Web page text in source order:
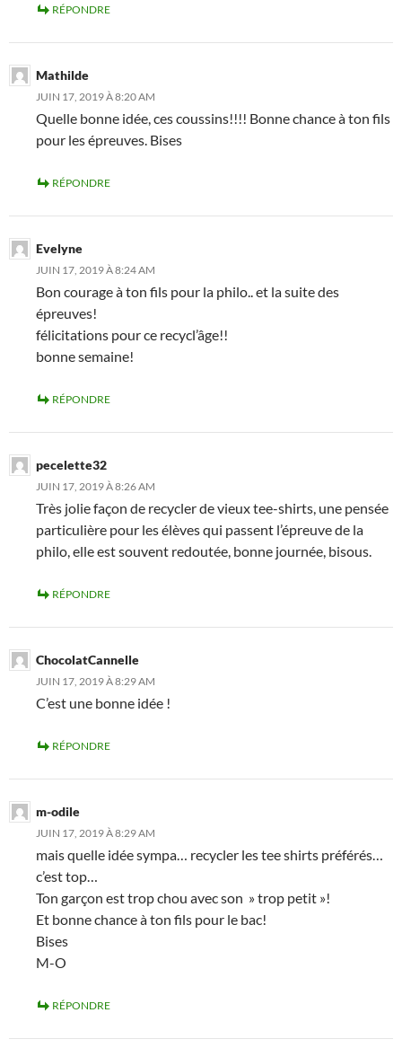
RÉPONDRE
Mathilde
JUIN 17, 2019 À 8:20 AM
Quelle bonne idée, ces coussins!!!! Bonne chance à ton fils
pour les épreuves. Bises
RÉPONDRE
Evelyne
JUIN 17, 2019 À 8:24 AM
Bon courage à ton fils pour la philo.. et la suite des
épreuves!
félicitations pour ce recycl’âge!!
bonne semaine!
RÉPONDRE
pecelette32
JUIN 17, 2019 À 8:26 AM
Très jolie façon de recycler de vieux tee-shirts, une pensée
particulière pour les élèves qui passent l’épreuve de la
philo, elle est souvent redoutée, bonne journée, bisous.
RÉPONDRE
ChocolatCannelle
JUIN 17, 2019 À 8:29 AM
C’est une bonne idée !
RÉPONDRE
m-odile
JUIN 17, 2019 À 8:29 AM
mais quelle idée sympa… recycler les tee shirts préférés…
c’est top…
Ton garçon est trop chou avec son » trop petit »!
Et bonne chance à ton fils pour le bac!
Bises
M-O
RÉPONDRE